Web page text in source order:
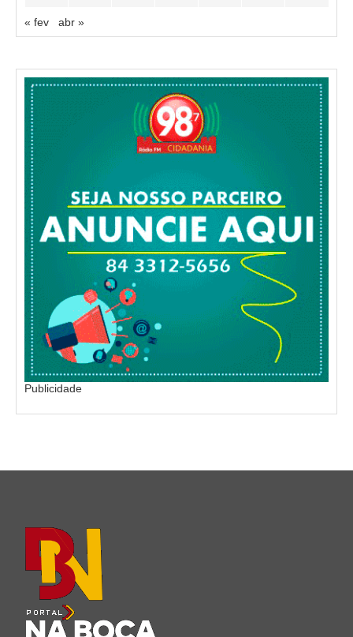
« fev abr »
Publicidade